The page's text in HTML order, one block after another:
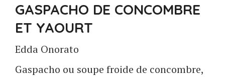
GASPACHO DE CONCOMBRE
ET YAOURT
Edda Onorato
Gaspacho ou soupe froide de concombre,